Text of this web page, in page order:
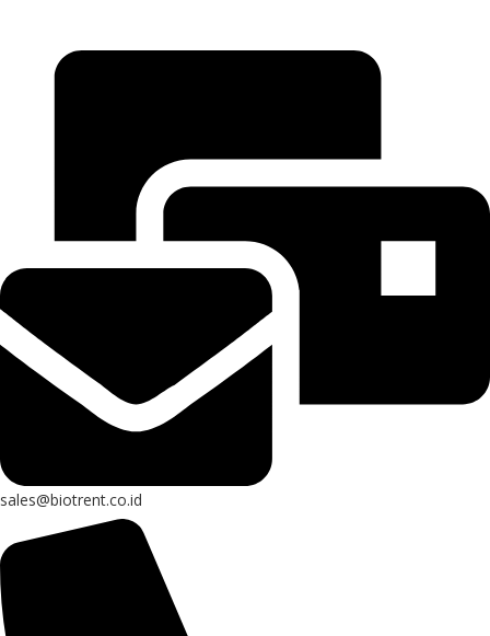
sales@biotrent.co.id